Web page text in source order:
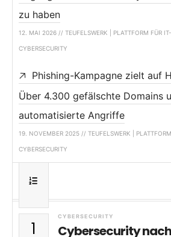
zu haben
12. MAI 2026 // TEUFELSWERK | PLATTFORM FÜR
CYBERSECURITY
Phishing-Kampagne zielt auf
Über 4.300 gefälschte Domains
automatisierte Angriffe
19. NOVEMBER 2025 // TEUFELSWERK |
CYBERSECURITY
1
CYBERSECURITY
Cybersecurity